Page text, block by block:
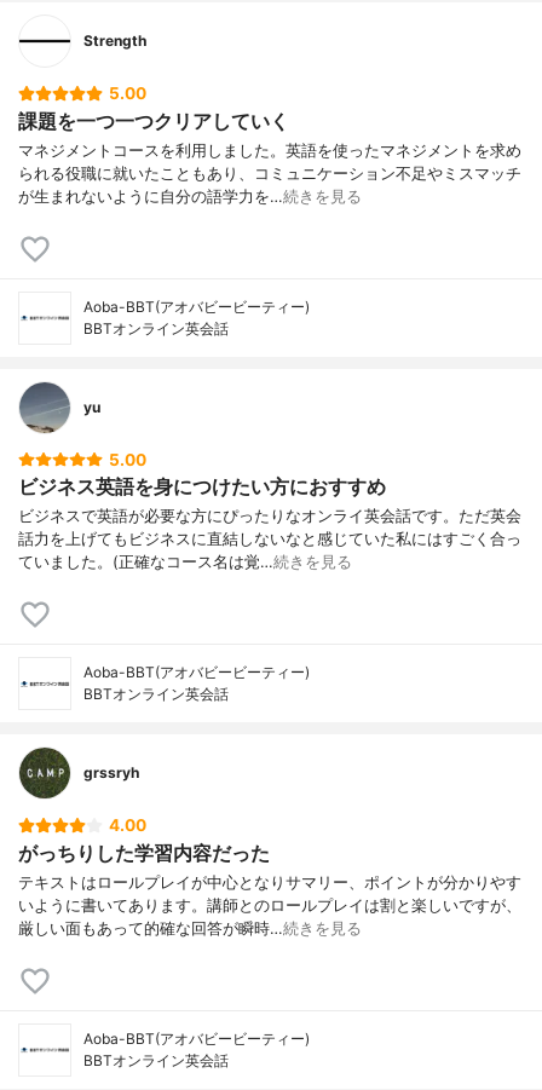
Strength
5.00
課題を一つ一つクリアしていく
マネジメントコースを利用しました。英語を使ったマネジメントを求め
られる役職に就いたこともあり、コミュニケーション不足やミスマッチ
が生まれないように自分の語学力を…続きを見る
Aoba-BBT(アオバビービーティー)
BBTオンライン英会話
yu
5.00
ビジネス英語を身につけたい方におすすめ
ビジネスで英語が必要な方にぴったりなオンライ英会話です。ただ英会
話力を上げてもビジネスに直結しないなと感じていた私にはすごく合っ
ていました。(正確なコース名は覚…続きを見る
Aoba-BBT(アオバビービーティー)
BBTオンライン英会話
grssryh
4.00
がっちりした学習内容だった
テキストはロールプレイが中心となりサマリー、ポイントが分かりやす
いように書いてあります。講師とのロールプレイは割と楽しいですが、
厳しい面もあって的確な回答が瞬時…続きを見る
Aoba-BBT(アオバビービーティー)
BBTオンライン英会話